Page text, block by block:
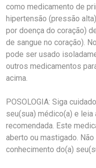
como medicamento de
hipertensão (pressão
por doença do coração)
de sangue no coração).
pode ser usado
outros medicamentos
acima.
POSOLOGIA: Siga
seu(sua) médico(a) e leia
recomendada. Este
aberto ou mastigado.
conhecimento do(a)